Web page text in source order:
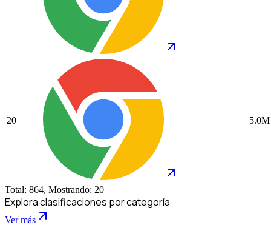
20 5.0M
Total: 864, Mostrando: 20
Explora clasificaciones por categoría
Ver más